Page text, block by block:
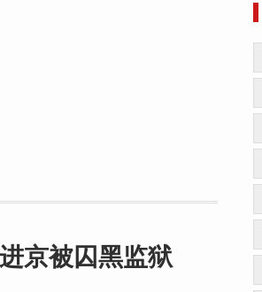
京被囚黑监狱